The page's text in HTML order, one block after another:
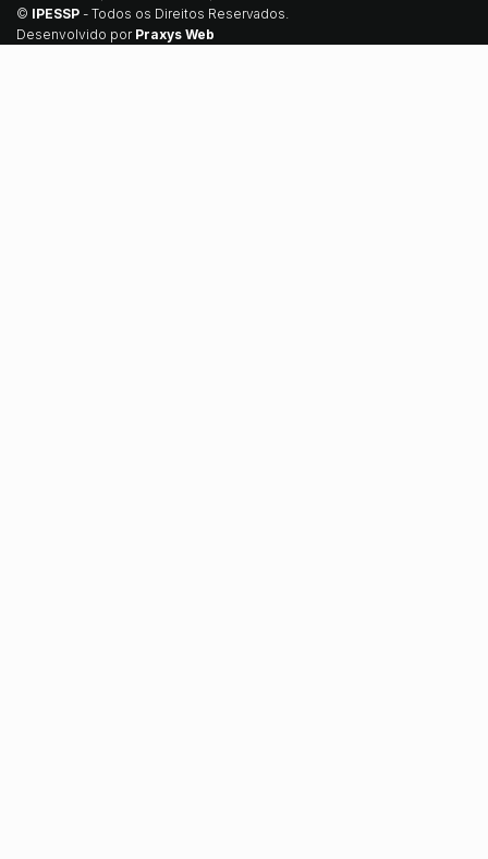
© IPESSP - Todos os Direitos Reservados.
Desenvolvido por Praxys Web